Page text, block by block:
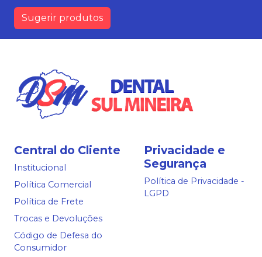
Sugerir produtos
Central do Cliente
Institucional
Política Comercial
Política de Frete
Trocas e Devoluções
Código de Defesa do
Consumidor
Privacidade e
Segurança
Política de Privacidade -
LGPD